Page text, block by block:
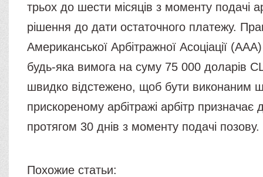
трьох до шести місяців з моменту подачі
рішення до дати остаточного платежу.
Американської Арбітражної Асоціації
будь-яка вимога на суму 75 000 доларів
швидко відстежено, щоб бути
прискореному арбітражі арбітр призначає
протягом 30 днів з моменту подачі позову.
Похожие статьи: